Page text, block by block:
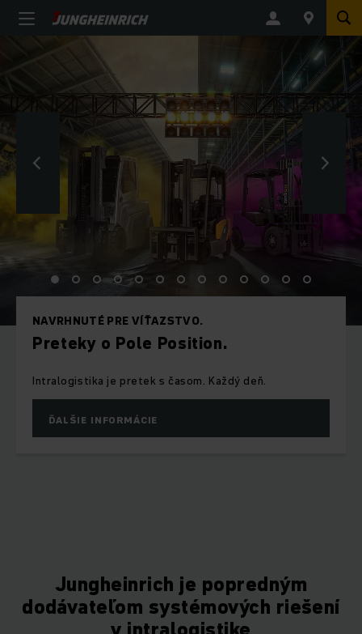
Red Dot Design Award 2026
vedený paletový vozík AME 18 presvedčili
úrovni.
Jungheinrich je popredným
dodávateľom systémových riešení